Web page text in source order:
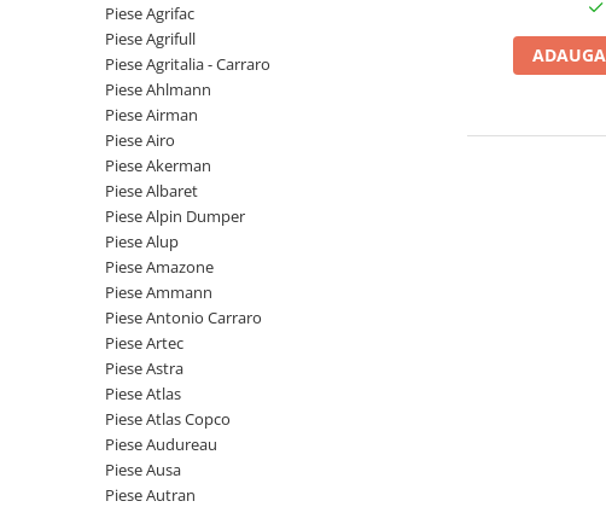
Roti teren accidentat
Roti non-marking
Piulite roata
Butuc roata
Roata transpaleta
Piese motor
Alternatoare
Electromotoare
Pompa combustibil
Pompa de apa
Radiator racire ulei hidraulic
Radiator apa
Bobina de pornire
Piese Case IH
Piese Dana Spicer
Piese Skyjack
Piese Bobcat
Piese Hyster
Piese Parker
Piese Hyundai
Piese Terex
Piese Lombardini
Piese Linde
Piese Multitel
Piese Agrifac
Piese Agrifull
Piese Agritalia - Carraro
Piese Ahlmann
Piese Airman
Piese Airo
Piese Akerman
Piese Albaret
Piese Alpin Dumper
Piese Alup
Piese Amazone
Piese Ammann
Piese Antonio Carraro
Piese Artec
Piese Astra
Piese Atlas
Piese Atlas Copco
Piese Audureau
Piese Ausa
Piese Autran